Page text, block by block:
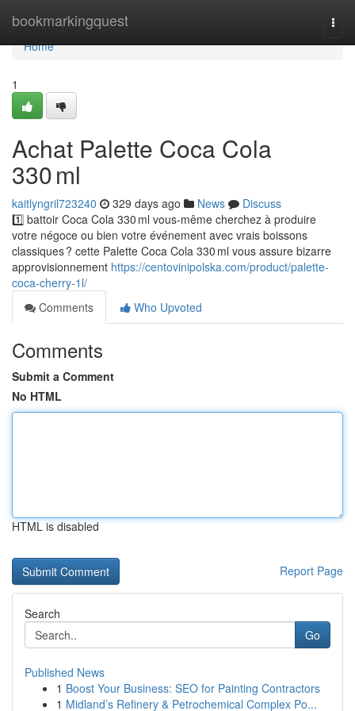
bookmarkingquest
Home
Home
1
Achat Palette Coca Cola
330 ml
kaitlyngril723240 329 days ago News
Discuss
1️⃣ battoir Coca Cola 330 ml vous-même cherchez à produire
votre négoce ou bien votre événement avec vrais boissons
classiques ? cette Palette Coca Cola 330 ml vous assure bizarre
approvisionnement https://centovinipolska.com/product/palette-
coca-cherry-1l/
Comments
Who Upvoted
Comments
Submit a Comment
No HTML
HTML is disabled
Report Page
Search
Go
Published News
1 Boost Your Business: SEO for Painting Contractors
1 Midland’s Refinery & Petrochemical Complex Po...